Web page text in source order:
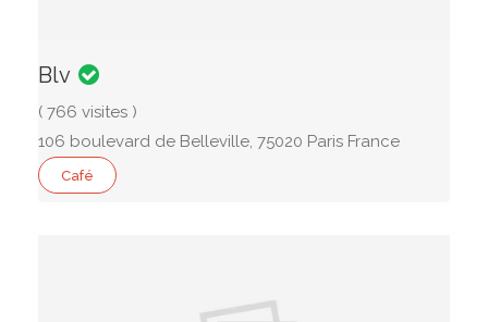
Blv
( 766 visites )
106 boulevard de Belleville, 75020 Paris France
Café